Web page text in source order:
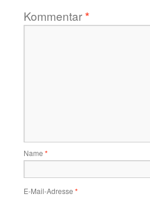
Kommentar*
Name *
E-Mail-Adresse *